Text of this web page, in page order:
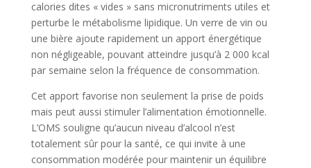
calories dites « vides » sans micronutriments utiles et
perturbe le métabolisme lipidique. Un verre de vin ou
une bière ajoute rapidement un apport énergétique
non négligeable, pouvant atteindre jusqu’à 2 000 kcal
par semaine selon la fréquence de consommation.
Cet apport favorise non seulement la prise de poids
mais peut aussi stimuler l’alimentation émotionnelle.
L’OMS souligne qu’aucun niveau d’alcool n’est
totalement sûr pour la santé, ce qui invite à une
consommation modérée pour maintenir un équilibre